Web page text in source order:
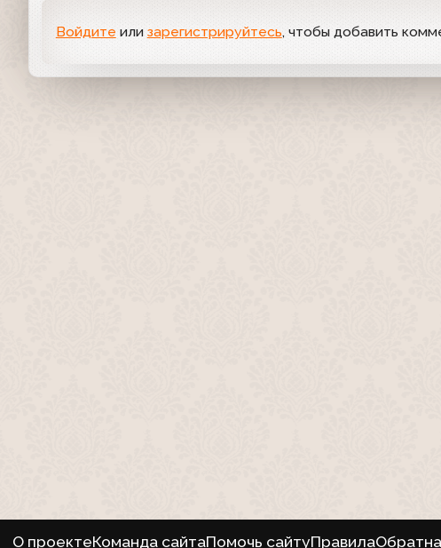
Войдите или зарегистрируйтесь, чтобы добавить
О проектеКоманда сайтаПомочь сайтуПравила